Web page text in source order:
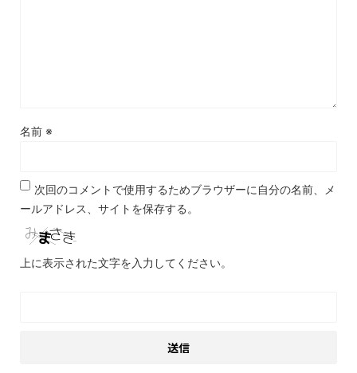
名前 ※
次回のコメントで使用するためブラウザーに自分の名前、メ
ールアドレス、サイトを保存する。
上に表示された文字を入力してください。